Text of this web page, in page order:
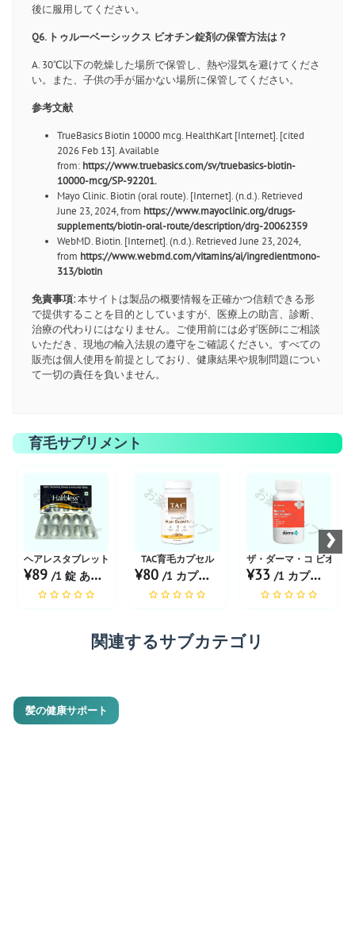
後に服用してください。
Q6. トゥルーベーシックス ビオチン錠剤の保管方法は？
A. 30℃以下の乾燥した場所で保管し、熱や湿気を避けてくださ
い。また、子供の手が届かない場所に保管してください。
参考文献
TrueBasics Biotin 10000 mcg. HealthKart [Internet]. [cited
2026 Feb 13]. Available
from: https://www.truebasics.com/sv/truebasics-biotin-
10000-mcg/SP-92201.
Mayo Clinic. Biotin (oral route). [Internet]. (n.d.). Retrieved
June 23, 2024, from https://www.mayoclinic.org/drugs-
supplements/biotin-oral-route/description/drg-20062359
WebMD. Biotin. [Internet]. (n.d.). Retrieved June 23, 2024,
from https://www.webmd.com/vitamins/ai/ingredientmono-
313/biotin
免責事項:本サイトは製品の概要情報を正確かつ信頼できる形
で提供することを目的としていますが、医療上の助言、診断、
治療の代わりにはなりません。ご使用前には必ず医師にご相談
いただき、現地の輸入法規の遵守をご確認ください。すべての
販売は個人使用を前提としており、健康結果や規制問題につい
て一切の責任を負いません。
育毛サプリメント
お薬ショップ
ヘアレスタブレット
¥89 /1 錠 あたり
お薬ショップ
TAC育毛カプセル
¥80/1 カプセル あたり
お薬ショップ
ザ・ダーマ・コ ビオチ
¥33 /1 カプセル あたり
›
関連するサブカテゴリ
髪の健康サポート